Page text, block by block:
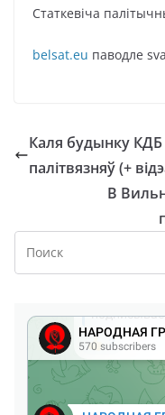
Статкевіча
belsat.eu паводле
Каля будынку КДБ
палітвязняў (+
В